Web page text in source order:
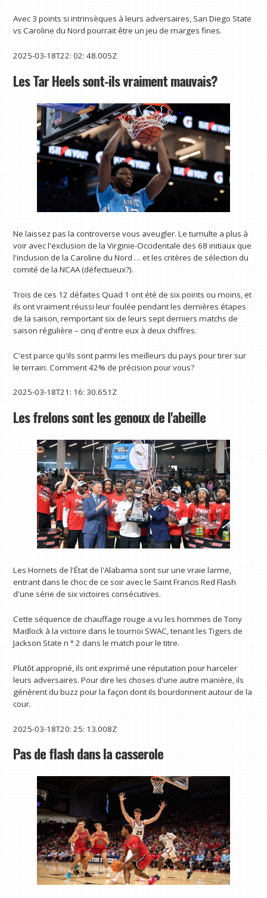
Avec 3 points si intrinsèques à leurs adversaires, San Diego State
vs Caroline du Nord pourrait être un jeu de marges fines.
2025-03-18T22: 02: 48.005Z
Les Tar Heels sont-ils vraiment mauvais?
Ne laissez pas la controverse vous aveugler. Le tumulte a plus à
voir avec l'exclusion de la Virginie-Occidentale des 68 initiaux que
l'inclusion de la Caroline du Nord … et les critères de sélection du
comité de la NCAA (défectueux?).
Trois de ces 12 défaites Quad 1 ont été de six points ou moins, et
ils ont vraiment réussi leur foulée pendant les dernières étapes
de la saison, remportant six de leurs sept derniers matchs de
saison régulière – cinq d'entre eux à deux chiffres.
C'est parce qu'ils sont parmi les meilleurs du pays pour tirer sur
le terrain. Comment 42% de précision pour vous?
2025-03-18T21: 16: 30.651Z
Les frelons sont les genoux de l'abeille
Les Hornets de l'État de l'Alabama sont sur une vraie larme,
entrant dans le choc de ce soir avec le Saint Francis Red Flash
d'une série de six victoires consécutives.
Cette séquence de chauffage rouge a vu les hommes de Tony
Madlock à la victoire dans le tournoi SWAC, tenant les Tigers de
Jackson State n ° 2 dans le match pour le titre.
Plutôt approprié, ils ont exprimé une réputation pour harceler
leurs adversaires. Pour dire les choses d'une autre manière, ils
génèrent du buzz pour la façon dont ils bourdonnent autour de la
cour.
2025-03-18T20: 25: 13.008Z
Pas de flash dans la casserole